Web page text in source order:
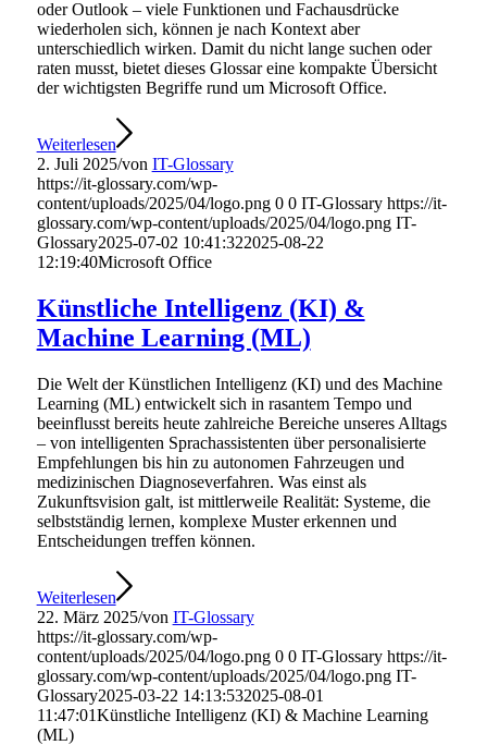
oder Outlook – viele Funktionen und Fachausdrücke
wiederholen sich, können je nach Kontext aber
unterschiedlich wirken. Damit du nicht lange suchen oder
raten musst, bietet dieses Glossar eine kompakte Übersicht
der wichtigsten Begriffe rund um Microsoft Office.
Weiterlesen
2. Juli 2025/von IT-Glossary
https://it-glossary.com/wp-
content/uploads/2025/04/logo.png 0 0 IT-Glossary https://it-
glossary.com/wp-content/uploads/2025/04/logo.png IT-
Glossary2025-07-02 10:41:322025-08-22
12:19:40Microsoft Office
Künstliche Intelligenz (KI) &
Machine Learning (ML)
Die Welt der Künstlichen Intelligenz (KI) und des Machine
Learning (ML) entwickelt sich in rasantem Tempo und
beeinflusst bereits heute zahlreiche Bereiche unseres Alltags
– von intelligenten Sprachassistenten über personalisierte
Empfehlungen bis hin zu autonomen Fahrzeugen und
medizinischen Diagnoseverfahren. Was einst als
Zukunftsvision galt, ist mittlerweile Realität: Systeme, die
selbstständig lernen, komplexe Muster erkennen und
Entscheidungen treffen können.
Weiterlesen
22. März 2025/von IT-Glossary
https://it-glossary.com/wp-
content/uploads/2025/04/logo.png 0 0 IT-Glossary https://it-
glossary.com/wp-content/uploads/2025/04/logo.png IT-
Glossary2025-03-22 14:13:532025-08-01
11:47:01Künstliche Intelligenz (KI) & Machine Learning
(ML)